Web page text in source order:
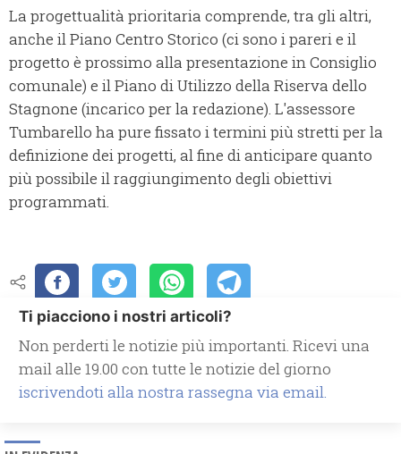
La progettualità prioritaria comprende, tra gli altri,
anche il Piano Centro Storico (ci sono i pareri e il
progetto è prossimo alla presentazione in Consiglio
comunale) e il Piano di Utilizzo della Riserva dello
Stagnone (incarico per la redazione). L'assessore
Tumbarello ha pure fissato i termini più stretti per la
definizione dei progetti, al fine di anticipare quanto
più possibile il raggiungimento degli obiettivi
programmati.
Ti piacciono i nostri articoli?
Non perderti le notizie più importanti. Ricevi una
mail alle 19.00 con tutte le notizie del giorno
iscrivendoti alla nostra rassegna via email.